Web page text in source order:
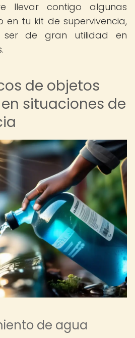
llevar contigo algunas
en tu kit de supervivencia,
de gran utilidad en
de objetos
situaciones de
de agua